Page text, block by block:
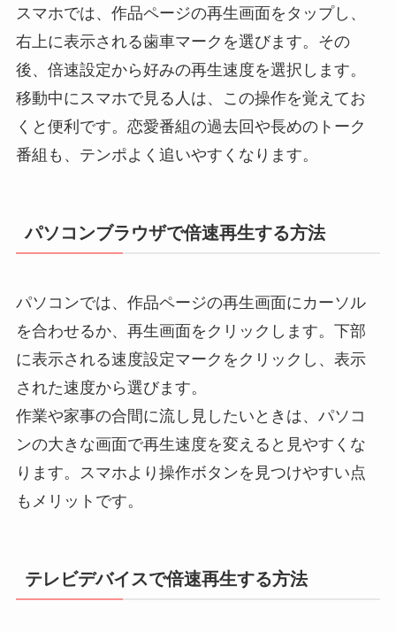
スマホでは、作品ページの再生画面をタップし、
右上に表示される歯車マークを選びます。その
後、倍速設定から好みの再生速度を選択します。
移動中にスマホで見る人は、この操作を覚えてお
くと便利です。恋愛番組の過去回や長めのトーク
番組も、テンポよく追いやすくなります。
パソコンブラウザで倍速再生する方法
パソコンでは、作品ページの再生画面にカーソル
を合わせるか、再生画面をクリックします。下部
に表示される速度設定マークをクリックし、表示
された速度から選びます。
作業や家事の合間に流し見したいときは、パソコ
ンの大きな画面で再生速度を変えると見やすくな
ります。スマホより操作ボタンを見つけやすい点
もメリットです。
テレビデバイスで倍速再生する方法